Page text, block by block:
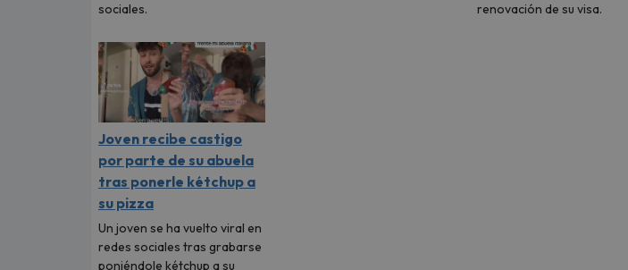
sociales.
renovación de su visa.
Joven recibe castigo
por parte de su abuela
tras ponerle kétchup a
su pizza
Un joven se ha vuelto viral en
redes sociales tras grabarse
poniéndole kétchup a su